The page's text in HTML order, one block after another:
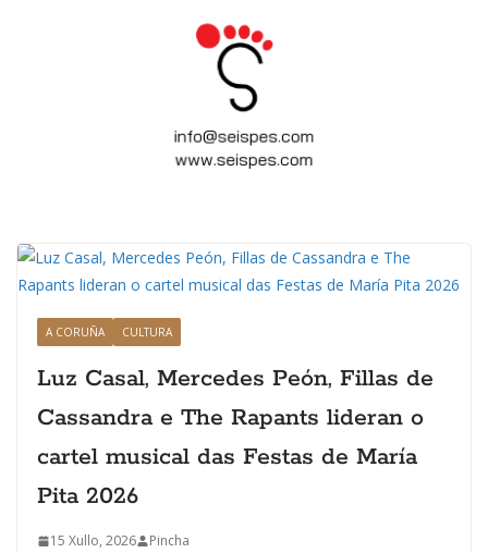
A CORUÑA CULTURA
Luz Casal, Mercedes Peón, Fillas de
Cassandra e The Rapants lideran o
cartel musical das Festas de María
Pita 2026
15 Xullo, 2026 Pincha